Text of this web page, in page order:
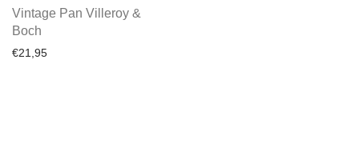
Vintage Pan Villeroy &
Boch
€21,95